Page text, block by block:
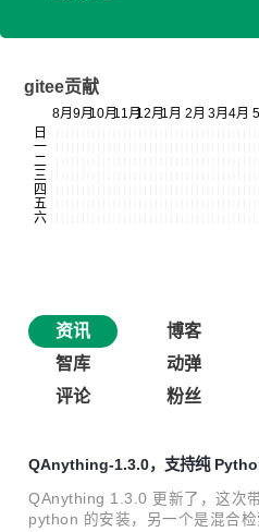
gitee贡献
资讯 博客
智库
动弹
评论
粉丝
QAnything-1.3.0，支持纯
合检索
QAnything 1.3.0 更新了，这次
python 的安装，另一个是混合检